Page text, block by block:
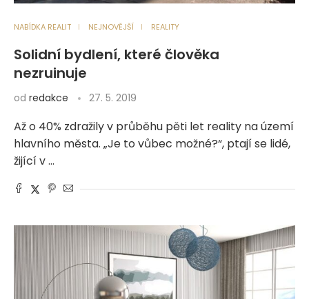
NABÍDKA REALIT NEJNOVĚJŠÍ REALITY
Solidní bydlení, které člověka
nezruinuje
od redakce 27. 5. 2019
Až o 40% zdražily v průběhu pěti let reality na území
hlavního města. „Je to vůbec možné?“, ptají se lidé,
žijící v …